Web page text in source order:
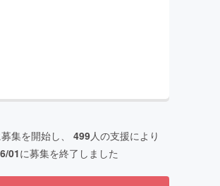
集を開始し、 499人の支援により
01に募集を終了しました